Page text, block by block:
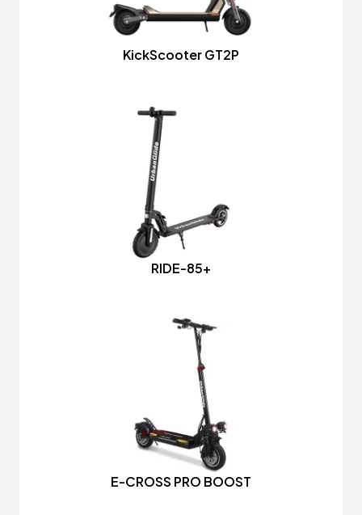
KickScooter GT2P
RIDE-85+
E-CROSS PRO BOOST